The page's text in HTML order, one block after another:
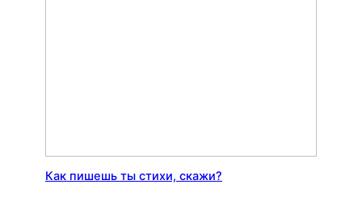
Как пишешь ты стихи, скажи?